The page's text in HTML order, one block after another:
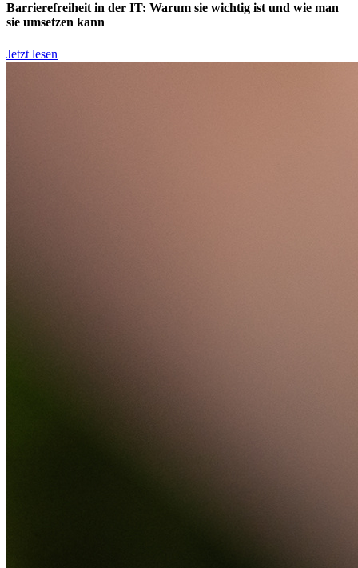
Barrierefreiheit in der IT: Warum sie wichtig ist und wie man
sie umsetzen kann
Jetzt lesen